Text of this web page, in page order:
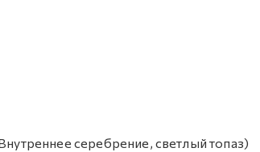
серебрение, светлый топаз)